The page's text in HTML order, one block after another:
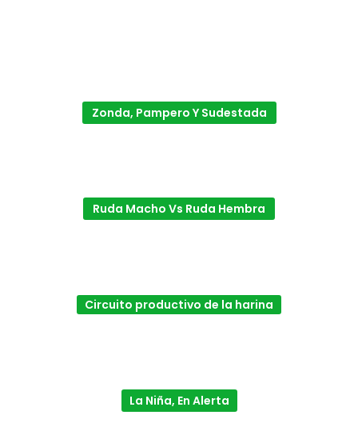
Zonda, Pampero Y Sudestada
Ruda Macho Vs Ruda Hembra
Circuito productivo de la harina
La Niña, En Alerta